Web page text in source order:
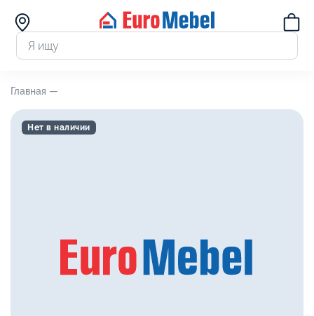
Главная —
Нет в наличии